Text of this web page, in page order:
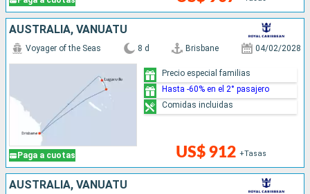
AUSTRALIA, VANUATU
Paga a cuotas
Voyager of the Seas 8 d Brisbane 04/02/2028
US$ 912 +Tasas
Precio especial familias
Hasta -60% en el 2° pasajero
Comidas incluidas
AUSTRALIA, VANUATU